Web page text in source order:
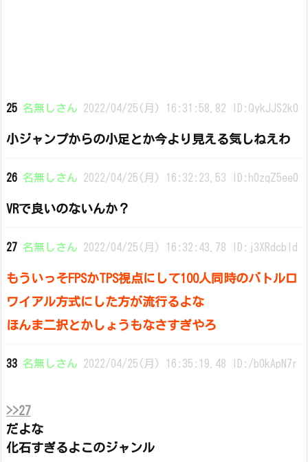
25 名無しさん 2022/04/25(月) 16:31:58.82 ID:QykJJS2k0
小ジャンプからの小足とか今より見える気しねえわ
26 名無しさん 2022/04/25(月) 16:32:23.53 ID:h0zqZ5ee0
VRで良いのないんか？
27 名無しさん 2022/04/25(月) 16:32:43.78 ID:j3XRdcbld
もういっそFPSかTPS視点にして100人同時のバトルロ
ワイアル方式にした方が流行るよな
ほんま二択とかしょうもなさすぎやろ
33 名無しさん 2022/04/25(月) 16:35:19.48 ID:/b0kApN7r
>>27
だよな
化石すぎるよこのジャンル